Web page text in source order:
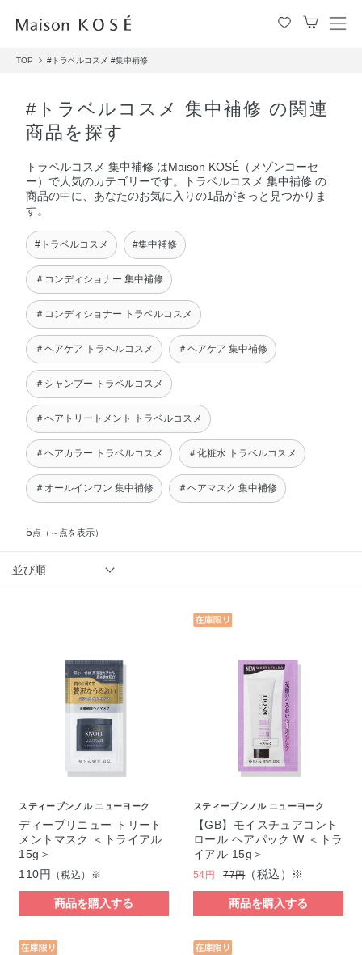
メ
TOP #トラベルコスメ #集中補修
#トラベルコスメ 集中補修 の関連
商品を探す
トラベルコスメ 集中補修 はMaison KOSÉ（メゾンコーセ
ー）で人気のカテゴリーです。トラベルコスメ 集中補修 の
商品の中に、あなたのお気に入りの1品がきっと見つかりま
す。
#トラベルコスメ #集中補修
＃コンディショナー 集中補修
＃コンディショナー トラベルコスメ
＃ヘアケア トラベルコスメ ＃ヘアケア 集中補修
＃シャンプー トラベルコスメ
＃ヘアトリートメント トラベルコスメ
＃ヘアカラー トラベルコスメ ＃化粧水 トラベルコスメ
＃オールインワン 集中補修 ＃ヘアマスク 集中補修
5点 （～点を表示）
並び順
スティーブンノル ニューヨーク
ディープリニュー トリート
メントマスク ＜トライアル
15g＞
110円
（税込）※
商品を購入する
スティーブンノル ニューヨーク
【GB】モイスチュアコント
ロール ヘアパック W ＜トラ
イアル 15g＞
54円 77円（税込）※
商品を購入する